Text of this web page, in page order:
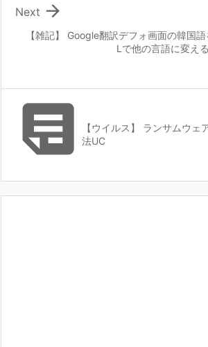
【雑記】 Google翻訳デフォ画面の韓国語
Lで他の言語に変え

Next
 【ウイルス】 ランサムウェ
法UC